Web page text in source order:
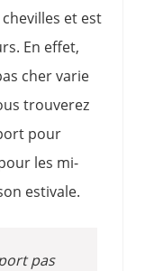
et est
En effet,
cher varie
trouverez
pour
les mi-
estivale.
pas